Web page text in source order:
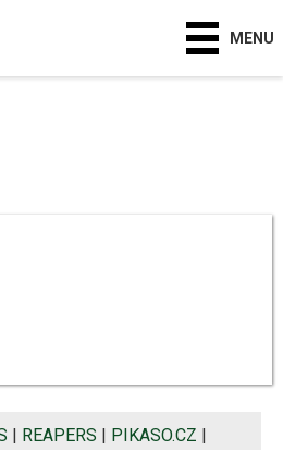
MENU
REAPERS PIKASO.CZ